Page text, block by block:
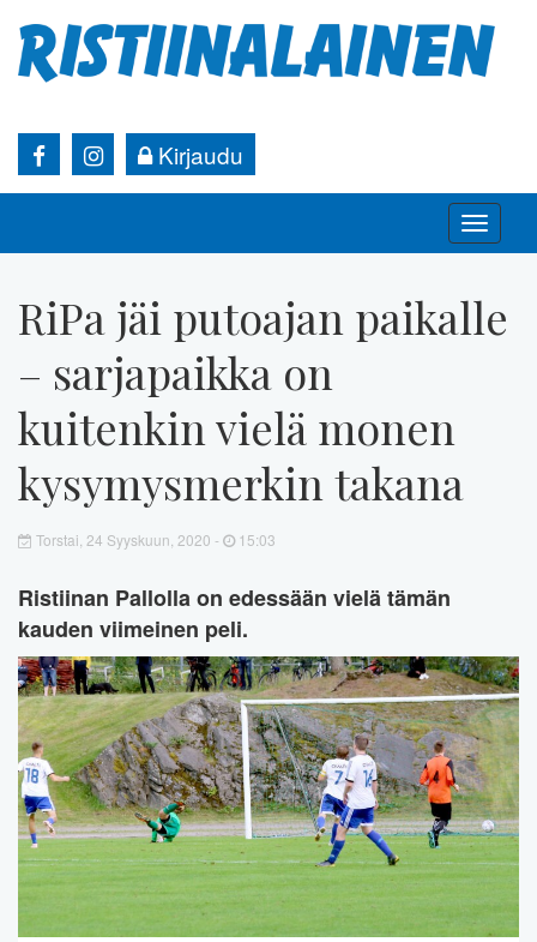
Kirjaudu
Toggle
RiPa jäi putoajan paikalle
– sarjapaikka on
kuitenkin vielä monen
kysymysmerkin takana
Torstai, 24 Syyskuun, 2020 - 15:03
Ristiinan Pallolla on edessään vielä tämän
kauden viimeinen peli.